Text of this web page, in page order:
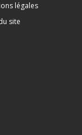
légales
site